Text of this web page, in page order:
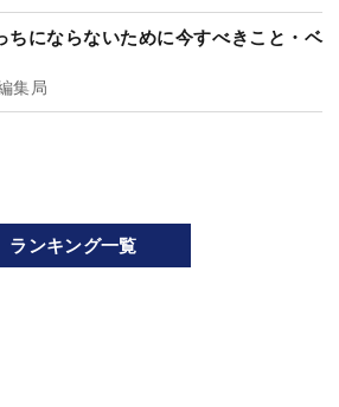
ちにならないために今すべきこと・ベ
集局
ランキング一覧